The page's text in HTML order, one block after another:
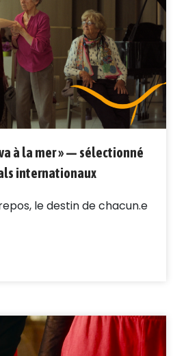
à la mer » — sélectionné
internationaux
le destin de chacun.e